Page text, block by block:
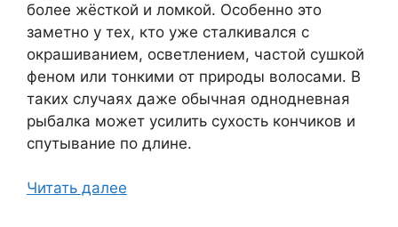
более жёсткой и ломкой. Особенно это
заметно у тех, кто уже сталкивался с
окрашиванием, осветлением, частой сушкой
феном или тонкими от природы волосами. В
таких случаях даже обычная однодневная
рыбалка может усилить сухость кончиков и
спутывание по длине.
Читать далее